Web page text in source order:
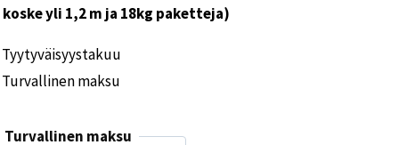
koske yli 1,2 m ja 18kg paketteja)
Tyytyväisyystakuu
Turvallinen maksu
Turvallinen maksu